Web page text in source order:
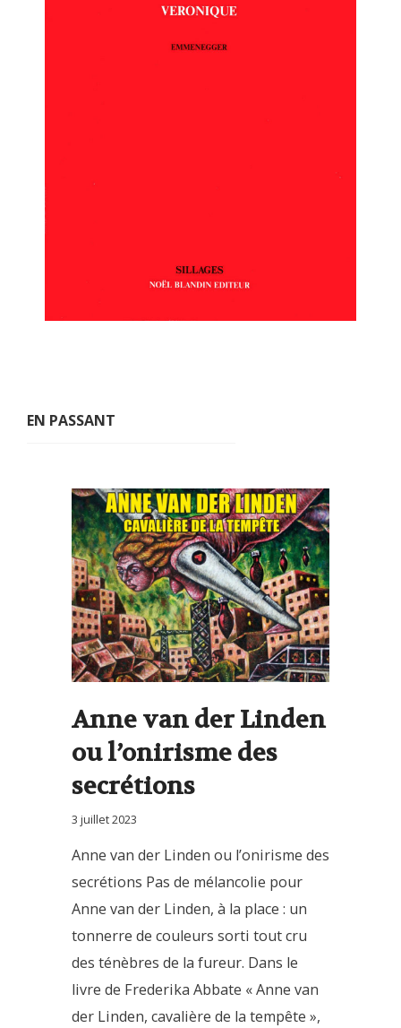
EN PASSANT
Anne van der Linden
ou l’onirisme des
secrétions
3 juillet 2023
Anne van der Linden ou l’onirisme des
secrétions Pas de mélancolie pour
Anne van der Linden, à la place : un
tonnerre de couleurs sorti tout cru
des ténèbres de la fureur. Dans le
livre de Frederika Abbate « Anne van
der Linden, cavalière de la tempête »,